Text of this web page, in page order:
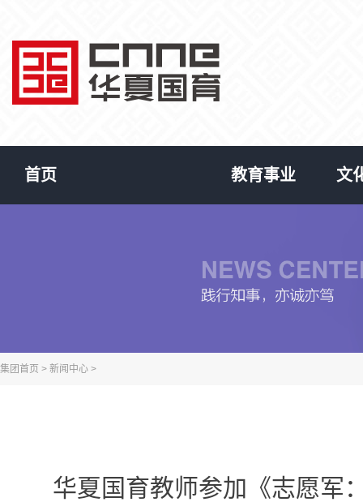
首页 教育事业 文
集团首页 > 新闻中心 >
华夏国育教师参加《志愿军